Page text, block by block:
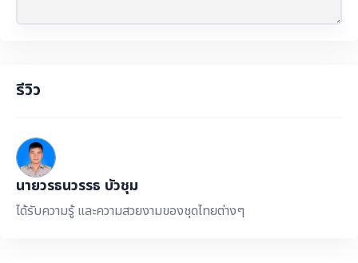
รีวิว
นายวรธนวรรธ บัวชุม
ได้รับความรู้ และความสวยงามของชุดไทยต่างๆ